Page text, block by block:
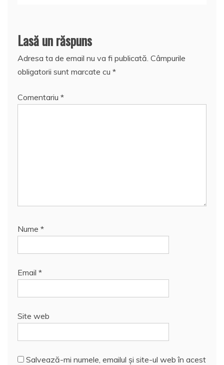
Lasă un răspuns
Adresa ta de email nu va fi publicată. Câmpurile
obligatorii sunt marcate cu *
Comentariu *
Nume *
Email *
Site web
Salvează-mi numele, emailul și site-ul web în acest